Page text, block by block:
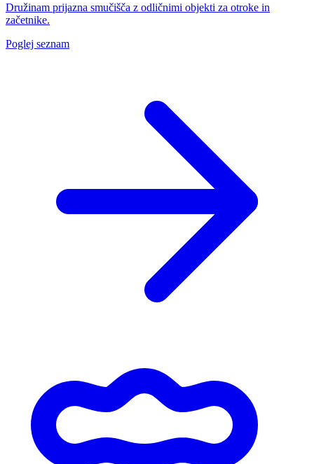
Družinam prijazna smučišča z odličnimi objekti za otroke in
začetnike.
Poglej seznam